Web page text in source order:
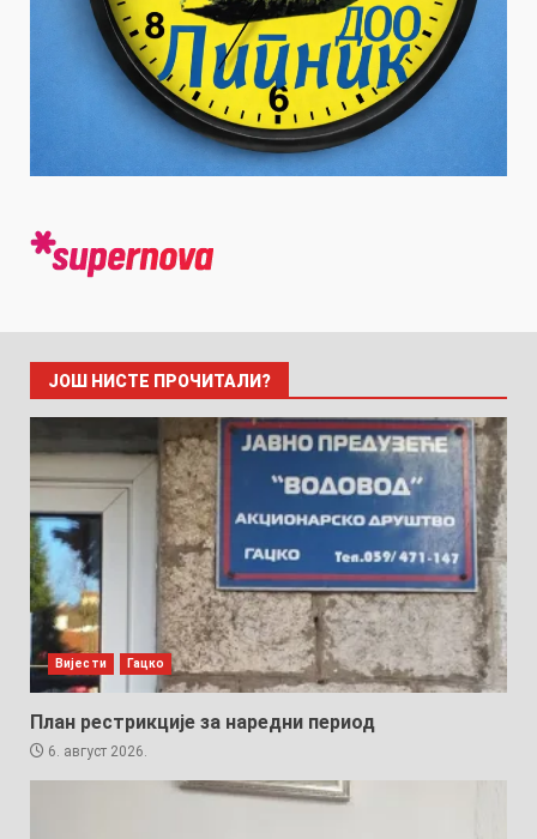
ЈОШ НИСТЕ ПРОЧИТАЛИ?
Вијести Гацко
План рестрикције за наредни период
6. август 2026.